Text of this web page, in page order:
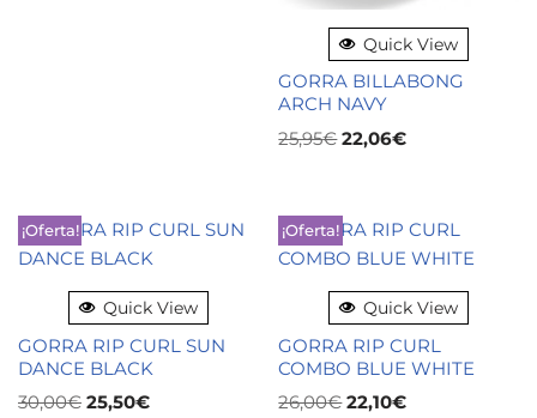
Quick View
GORRA BILLABONG
ARCH NAVY
25,95€ 22,06€
¡Oferta!
Quick View
GORRA RIP CURL SUN
DANCE BLACK
30,00€ 25,50€
¡Oferta!
Quick View
GORRA RIP CURL
COMBO BLUE WHITE
26,00€ 22,10€